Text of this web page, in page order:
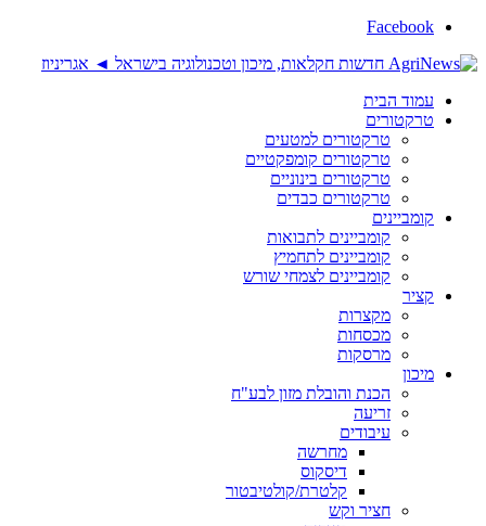
Facebook
עמוד הבית
טרקטורים
טרקטורים למטעים
טרקטורים קומפקטיים
טרקטורים בינוניים
טרקטורים כבדים
קומביינים
קומביינים לתבואות
קומביינים לתחמיץ
קומביינים לצמחי שורש
קציר
מקצרות
מכסחות
מרסקות
מיכון
הכנת והובלת מזון לבע"ח
זריעה
עיבודים
מחרשה
דיסקוס
קלטרת/קולטיבטור
חציר וקש